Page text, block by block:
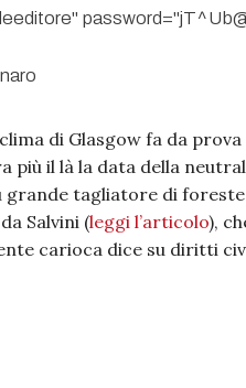
di Glasgow fa da prova
più il là la data della
grande tagliatore di
Salvini (leggi l’articolo),
carioca dice su diritti